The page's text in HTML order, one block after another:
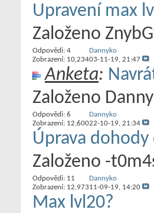
Upravení max
Založeno
Odpovědi: 4
Zobrazení: 10,234
Dannyko
03-11-19, 21:47
Anketa:
Založeno
Odpovědi: 6
Zobrazení: 12,600
Dannyko
22-10-19, 21:34
Úprava dohody
Založeno -
Odpovědi: 11
Zobrazení: 12,973
Dannyko
11-09-19, 14:20
Max lvl20?